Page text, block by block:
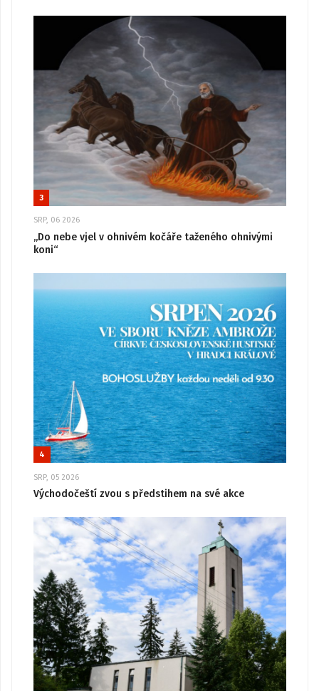
3
SRP, 06 2026
„Do nebe vjel v ohnivém kočáře taženého ohnivými
koni“
4
SRP, 05 2026
Východočeští zvou s předstihem na své akce